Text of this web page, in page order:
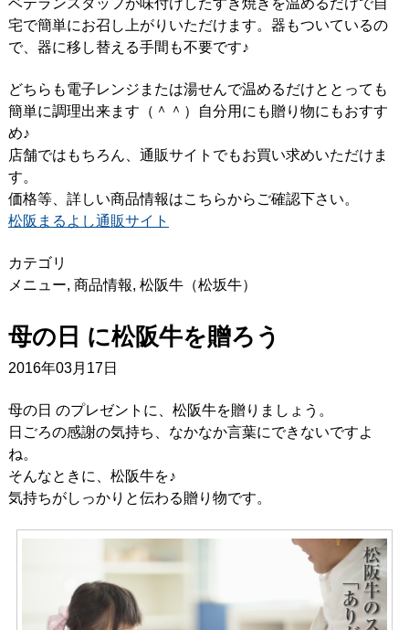
ベテランスタッフが味付けしたすき焼きを温めるだけで自
宅で簡単にお召し上がりいただけます。器もついているの
で、器に移し替える手間も不要です♪
どちらも電子レンジまたは湯せんで温めるだけととっても
簡単に調理出来ます（＾＾）自分用にも贈り物にもおすす
め♪
店舗ではもちろん、通販サイトでもお買い求めいただけま
す。
価格等、詳しい商品情報はこちらからご確認下さい。
松阪まるよし通販サイト
カテゴリ
メニュー, 商品情報, 松阪牛（松坂牛）
母の日 に松阪牛を贈ろう
2016年03月17日
母の日 のプレゼントに、松阪牛を贈りましょう。
日ごろの感謝の気持ち、なかなか言葉にできないですよ
ね。
そんなときに、松阪牛を♪
気持ちがしっかりと伝わる贈り物です。